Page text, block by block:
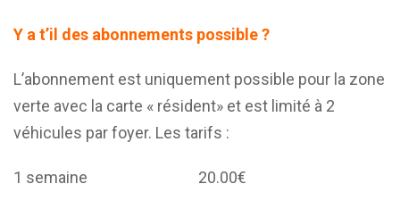
Y a t’il des abonnements possible ?
L’abonnement est uniquement possible pour la zone
verte avec la carte « résident» et est limité à 2
véhicules par foyer. Les tarifs :
1 semaine 20.00€